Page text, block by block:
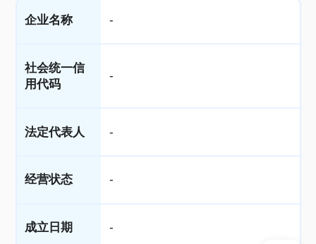
企业名称 -
社会统一信
用代码
-
法定代表人 -
经营状态 -
成立日期 -